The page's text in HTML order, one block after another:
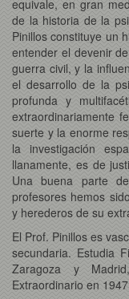
equivale, en gran
de la historia de la
Pinillos constituye un
entender el devenir
guerra civil, y la
el desarrollo de la
profunda y
extraordinariamente
suerte y la enorme
la investigación
llanamente, es de
Una buena parte
profesores hemos
y herederos de su
El Prof. Pinillos es
secundaria. Estudia
Zaragoza y
Extraordinario en